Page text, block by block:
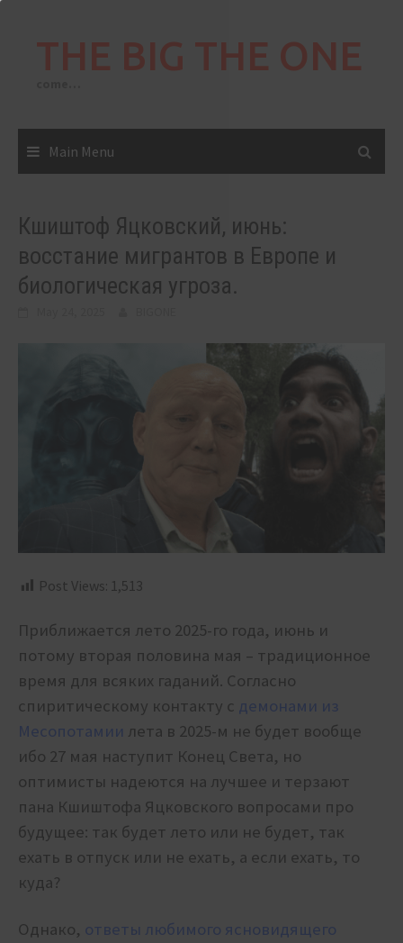
THE BIG THE ONE
Main Menu
Кшиштоф Яцковский, июнь:
восстание мигрантов в Европе и
биологическая угроза.
Post Views: 1,513
Приближается лето 2025-го года, июнь и
потому вторая половина мая – традиционное
время для всяких гаданий. Согласно
спиритическому контакту с демонами из
Месопотамии лета в 2025-м не будет вообще
ибо 27 мая наступит Конец Света, но
оптимисты надеются на лучшее и терзают
пана Кшиштофа Яцковского вопросами про
будущее: так будет лето или не будет, так
ехать в отпуск или не ехать, а если ехать, то
куда?
Однако, ответы любимого ясновидящего